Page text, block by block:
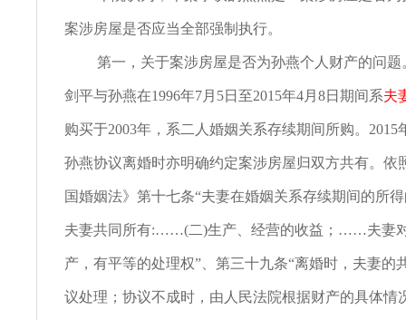
案涉房屋是否应当全部强制执行。
第一，关于案涉房屋是否为孙燕个人财产的问
剑平与孙燕在1996年7月5日至2015年4月8日期间系夫
购买于2003年，系二人婚姻关系存续期间所购。2015
孙燕协议离婚时亦明确约定案涉房屋归双方共有。依
国婚姻法》第十七条“夫妻在婚姻关系存续期间的所
夫妻共同所有:……(二)生产、经营的收益；……夫妻
产，有平等的处理权”、第三十九条“离婚时，夫妻的
议处理；协议不成时，由人民法院根据财产的具体情